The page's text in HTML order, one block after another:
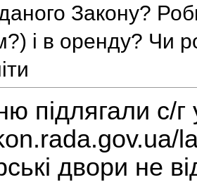
даного Закону?
і в оренду? Чи
підлягали с/г
двори не